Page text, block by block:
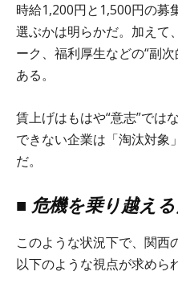
時給1,200円と1,500円の募
選ぶかは明らかだ。加えて
ーク、福利厚生などの“副
ある。
賃上げはもはや“意志”では
できない企業は「淘汰対象
だ。
■ 危機を乗り越え
このような状況下で、関西
以下のような視点が求めら